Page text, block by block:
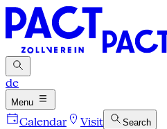
de
Menu
Calendar Visit Search